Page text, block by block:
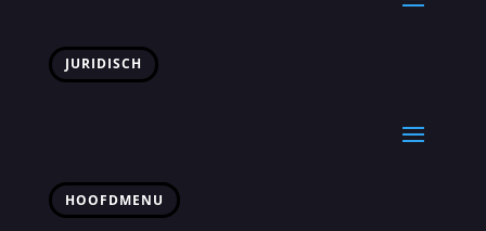
JURIDISCH
HOOFDMENU